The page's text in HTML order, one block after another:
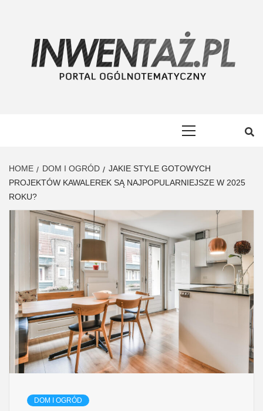
HOME DOM I OGRÓD
JAKIE STYLE GOTOWYCH
PROJEKTÓW KAWALEREK SĄ NAJPOPULARNIEJSZE W 2025
ROKU?
DOM I OGRÓD